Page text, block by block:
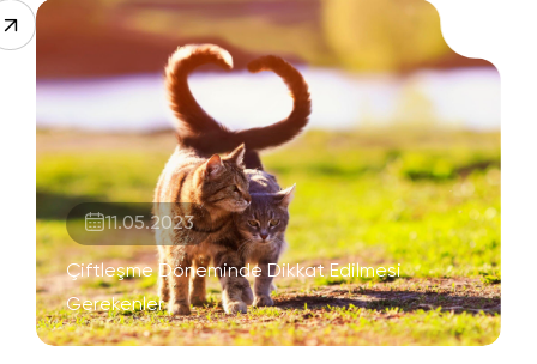
11.05.2023
Çiftleşme Döneminde Dikkat Edilmesi
Gerekenler